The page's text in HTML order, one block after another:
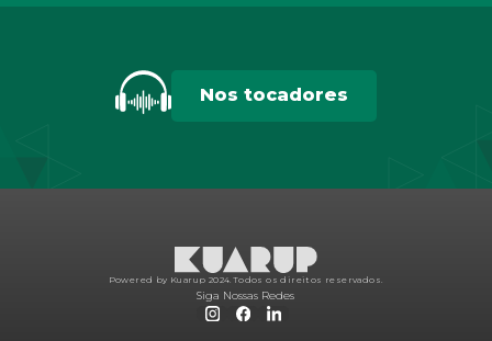
Nos tocadores
Powered by Kuarup 2024. Todos os direitos reservados.
Siga Nossas Redes